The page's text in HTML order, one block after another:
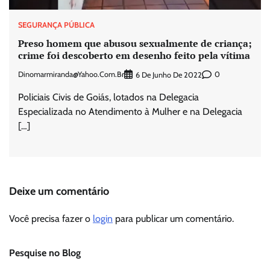
SEGURANÇA PÚBLICA
Preso homem que abusou sexualmente de criança;
crime foi descoberto em desenho feito pela vítima
Dinomarmiranda@yahoo.com.br 6 De Junho De 2022 0
Policiais Civis de Goiás, lotados na Delegacia
Especializada no Atendimento à Mulher e na Delegacia
[…]
Deixe um comentário
Você precisa fazer o login para publicar um comentário.
Pesquise no Blog